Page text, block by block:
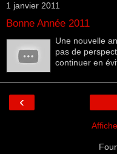
1 janvier 2011
Bonne Année 2011
Une nouvelle
pas de
continuer en
‹